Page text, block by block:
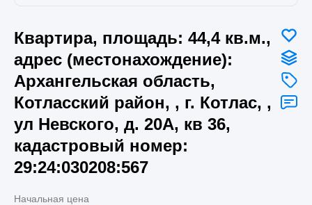
Квартира, площадь: 44,4 кв.м.,
адрес (местонахождение):
Архангельская область,
Котласский район, , г. Котлас, ,
ул Невского, д. 20А, кв 36,
кадастровый номер:
29:24:030208:567
Начальная цена